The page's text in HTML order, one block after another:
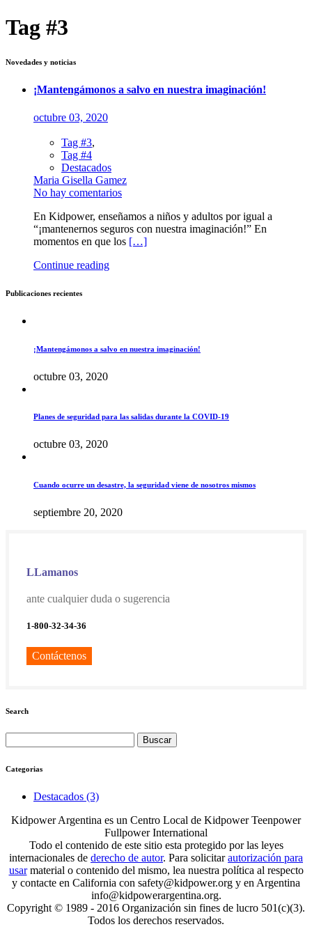
Tag #3
Novedades y noticias
¡Mantengámonos a salvo en nuestra imaginación!
octubre 03, 2020
Tag #3,
Tag #4
Destacados
Maria Gisella Gamez
No hay comentarios
En Kidpower, enseñamos a niños y adultos por igual a
“¡mantenernos seguros con nuestra imaginación!” En
momentos en que los […]
Continue reading
Publicaciones recientes
¡Mantengámonos a salvo en nuestra imaginación!
octubre 03, 2020
Planes de seguridad para las salidas durante la COVID-19
octubre 03, 2020
Cuando ocurre un desastre, la seguridad viene de nosotros mismos
septiembre 20, 2020
LLamanos
ante cualquier duda o sugerencia
1-800-32-34-36
Contáctenos
Search
Categorias
Destacados (3)
Kidpower Argentina es un Centro Local de Kidpower Teenpower
Fullpower International
Todo el contenido de este sitio esta protegido por las leyes
internacionales de derecho de autor. Para solicitarautorización para
usarmaterial o contenido del mismo, lea nuestra política al respecto
y contacte en California con safety@kidpower.org y en Argentina
info@kidpowerargentina.org.
Copyright © 1989 - 2016 Organización sin fines de lucro 501(c)(3).
Todos los derechos reservados.